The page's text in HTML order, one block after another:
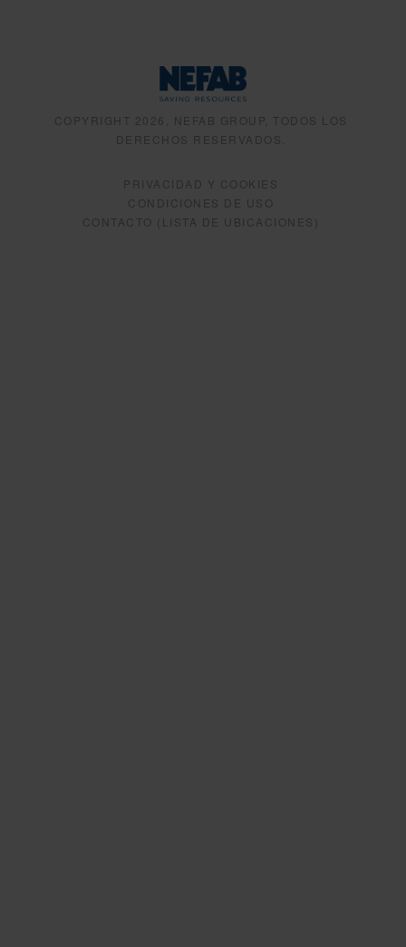
COPYRIGHT 2026, NEFAB GROUP, TODOS LOS
DERECHOS RESERVADOS.
PRIVACIDAD Y COOKIES
CONDICIONES DE USO
CONTACTO (LISTA DE UBICACIONES)